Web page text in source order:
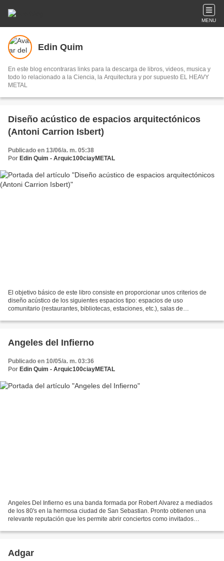
MENU
Edin Quim
En este blog encontraras links para la descarga de libros, videos, musica y
todo lo relacionado a la Ciencia, la Arquitectura y por supuesto EL HEAVY
METAL
Diseño acústico de espacios arquitectónicos
(Antoni Carrion Isbert)
Publicado en 13/06/a. m. 05:38
Por Edin Quim - Arquic100ciayMETAL
El objetivo básico de este libro consiste en proporcionar unos criterios de
diseño acústico de los siguientes espacios tipo: espacios de uso
comunitario (restaurantes, bibliotecas, estaciones, etc.), salas de
Angeles del Infierno
Publicado en 10/05/a. m. 03:36
Por Edin Quim - Arquic100ciayMETAL
Angeles Del Infierno es una banda formada por Robert Alvarez a mediados
de los 80's en la hermosa ciudad de San Sebastian. Pronto obtienen una
relevante reputación que les permite abrir conciertos como invitados
Adgar